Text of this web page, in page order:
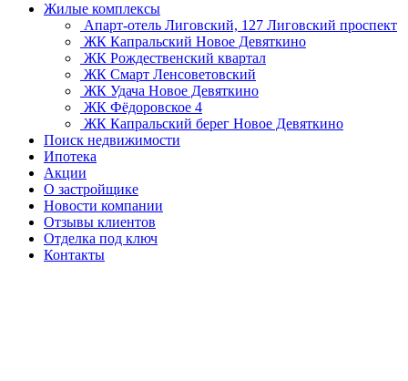
Жилые комплексы
Апарт-отель Лиговский, 127 Лиговский проспект
ЖК Капральский Новое Девяткино
ЖК Рождественский квартал
ЖК Смарт Ленсоветовский
ЖК Удача Новое Девяткино
ЖК Фёдоровское 4
ЖК Капральский берег Новое Девяткино
Поиск недвижимости
Ипотека
Акции
О застройщике
Новости компании
Отзывы клиентов
Отделка под ключ
Контакты